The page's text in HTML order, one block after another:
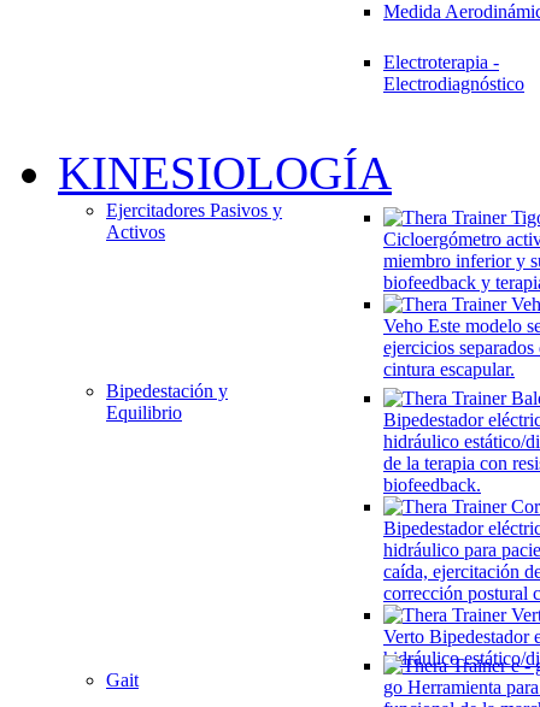
Medida
Electroterapia -
Electrodiagnóstico
KINESIOLOGÍA
Ejercitadores Pasivos y
Activos
Cicloergómetro
miembro inferior y
biofeedback y
Veho Este modelo
ejercicios
cintura escapular.
Bipedestación y
Equilibrio
Bipedestador
hidráulico estático/
de la terapia con
biofeedback.
Bipedestador
hidráulico para
caída, ejercitación
corrección postural
Verto Bipedestador
hidráulico estático/
Gait
go Herramienta